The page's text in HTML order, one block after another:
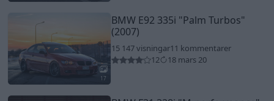
17
BMW E92 335i "Palm Turbos"
(2007)
15 147 visningar11 kommentarer
12
18 mars 20